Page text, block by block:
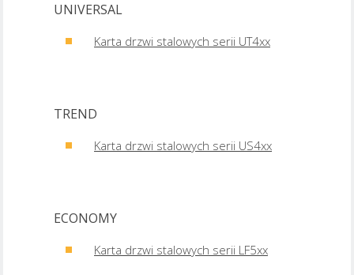
UNIVERSAL
Karta drzwi stalowych serii UT4xx
TREND
Karta drzwi stalowych serii US4xx
ECONOMY
Karta drzwi stalowych serii LF5xx